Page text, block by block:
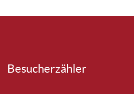
Besucherzähler